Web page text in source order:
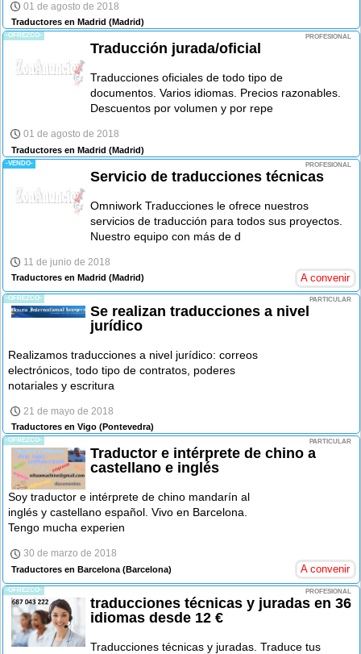
01 de agosto de 2018
Traductores en Madrid (Madrid)
-OFREZCO- PROFESIONAL
Traducción jurada/oficial
Traducciones oficiales de todo tipo de
documentos. Varios idiomas. Precios razonables.
Descuentos por volumen y por repe
01 de agosto de 2018
Traductores en Madrid (Madrid)
-VENDO- PROFESIONAL
Servicio de traducciones técnicas
Omniwork Traducciones le ofrece nuestros
servicios de traducción para todos sus proyectos.
Nuestro equipo con más de d
11 de junio de 2018
Traductores en Madrid (Madrid) A convenir
-OFREZCO- PARTICULAR
Se realizan traducciones a nivel
jurídico
Realizamos traducciones a nivel jurídico: correos
electrónicos, todo tipo de contratos, poderes
notariales y escritura
21 de mayo de 2018
Traductores en Vigo (Pontevedra)
-OFREZCO- PARTICULAR
Traductor e intérprete de chino a
castellano e inglés
Soy traductor e intérprete de chino mandarín al
inglés y castellano español. Vivo en Barcelona.
Tengo mucha experien
30 de marzo de 2018
Traductores en Barcelona (Barcelona) A convenir
-OFREZCO- PROFESIONAL
traducciones técnicas y juradas en 36
idiomas desde 12 €
Traducciones técnicas y juradas. Traduce tus